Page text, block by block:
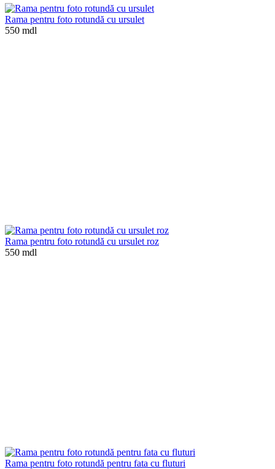
Rama pentru foto rotundă cu ursulet
550 mdl
Rama pentru foto rotundă cu ursulet roz
550 mdl
Rama pentru foto rotundă pentru fata cu fluturi